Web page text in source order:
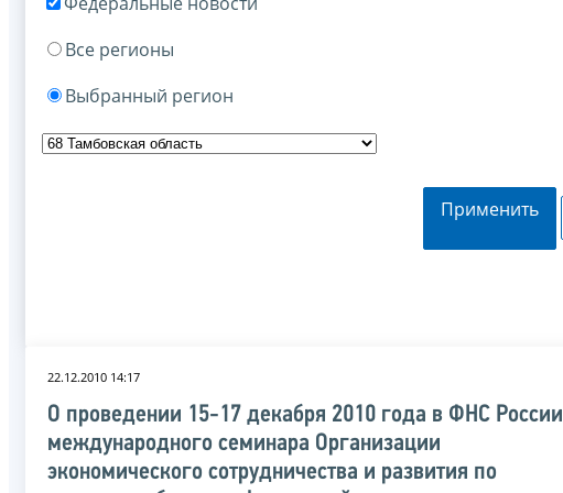
Все регионы
Выбранный регион
Применить
22.12.2010 14:17
О проведении 15-17 декабря 2010 года в ФНС России
международного семинара Организации
экономического сотрудничества и развития по